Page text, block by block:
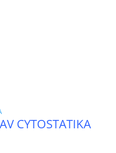
CYTOSTATIKA